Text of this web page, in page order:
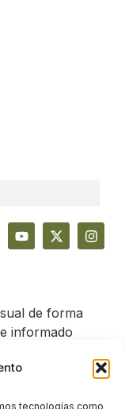
tecnologías como
de forma
informado